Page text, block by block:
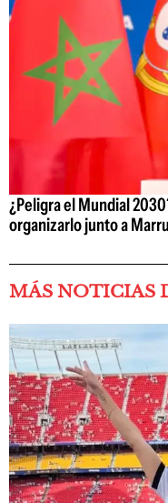
¿Peligra el Mundial
organizarlo junto a
MÁS NOTICIAS